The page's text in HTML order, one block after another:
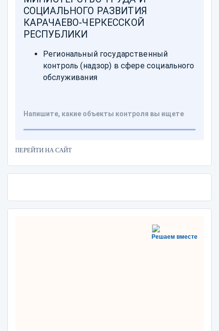
ПЕРЕЙТИ НА САЙТ
Решаем вместе